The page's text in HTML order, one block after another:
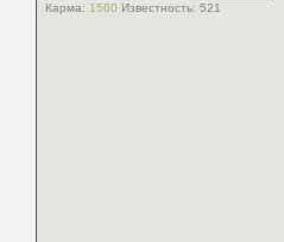
Карма: 1560 Известность: 521